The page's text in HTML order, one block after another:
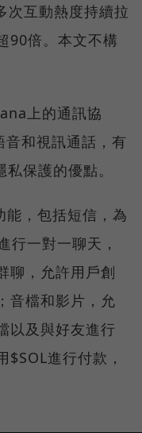
互動熱度持續拉
90倍。本文不構
上的通訊協
和視訊通話，有
保護的優點。
，包括短信，為
一對一聊天，
聊，允許用戶創
音檔和影片，允
以及與好友進行
進行付款，